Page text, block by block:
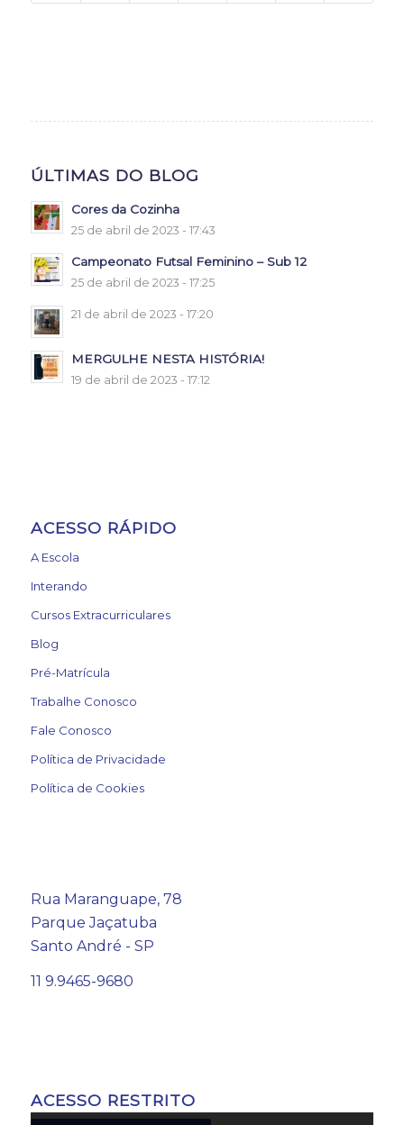
ÚLTIMAS DO BLOG
Cores da Cozinha
25 de abril de 2023 - 17:43
Campeonato Futsal Feminino – Sub 12
25 de abril de 2023 - 17:25
21 de abril de 2023 - 17:20
MERGULHE NESTA HISTÓRIA!
19 de abril de 2023 - 17:12
ACESSO RÁPIDO
A Escola
Interando
Cursos Extracurriculares
Blog
Pré-Matrícula
Trabalhe Conosco
Fale Conosco
Política de Privacidade
Política de Cookies
Rua Maranguape, 78
Parque Jaçatuba
Santo André - SP
11 9.9465-9680
ACESSO RESTRITO